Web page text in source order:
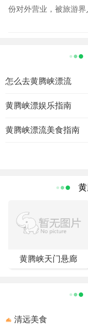
份对外营业，被旅游界
最刺激、最好玩的峡
年又被指定承办“清远
广东“优秀旅游景区”；
观光探险、美食酒家等
假别墅也计划于2010
光、购物于一体的大
约20000平方米，集
童玩耍的儿童游乐池
运动的人群设计的标
体的综合乐园。乐园
“山道滑车”在国内悄
滑行的运动。它类似于
怎么去黄腾峡漂流
黄腾峡漂娱乐指南
黄腾峡漂流美食指南
黄腾峡天门悬廊
清远美食